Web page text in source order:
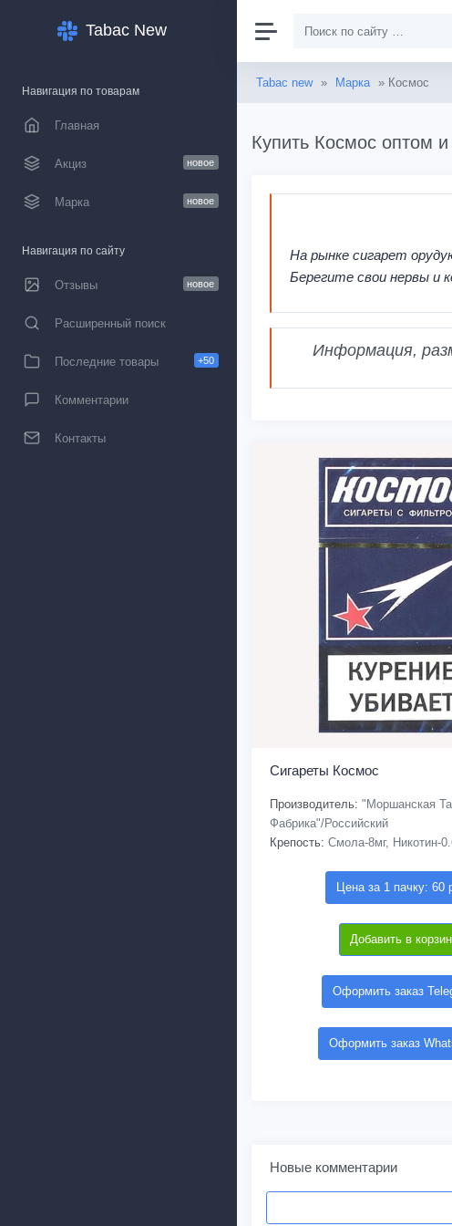
Tabac New
Навигация по товарам
Главная
Акциз новое
Марка новое
Навигация по сайту
Отзывы новое
Расширенный поиск
Последние товары +50
Комментарии
Контакты
Tabac new » Марка » Космос
Купить Космос оптом
На рынке сигарет
Берегите свои нервы и
Информация,
Сигареты Космос
Производитель: "Моршанская
Фабрика"/Российский
Крепость: Смола-8мг, Никотин-
Цена за 1 пачку: 60
Добавить в
Оформить заказ
Оформить заказ
Новые комментарии